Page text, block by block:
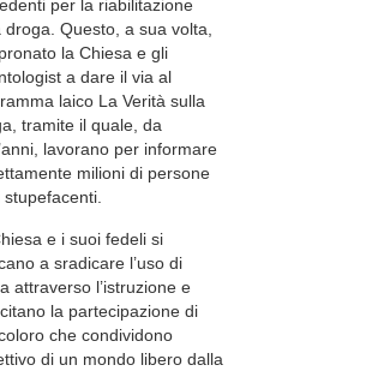
per la riabilitazione
droga. Questo, a sua volta,
la Chiesa e gli
a dare il via al
laico La Verità sulla
tramite il quale, da
lavorano per informare
milioni di persone
stupefacenti.
e i suoi fedeli si
a sradicare l’uso di
attraverso l’istruzione e
la partecipazione di
che condividono
di un mondo libero dalla